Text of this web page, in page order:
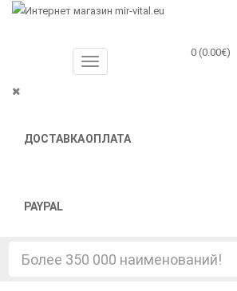
ДОСТАВКАОПЛАТА
PAYPAL
0 (0.00€)